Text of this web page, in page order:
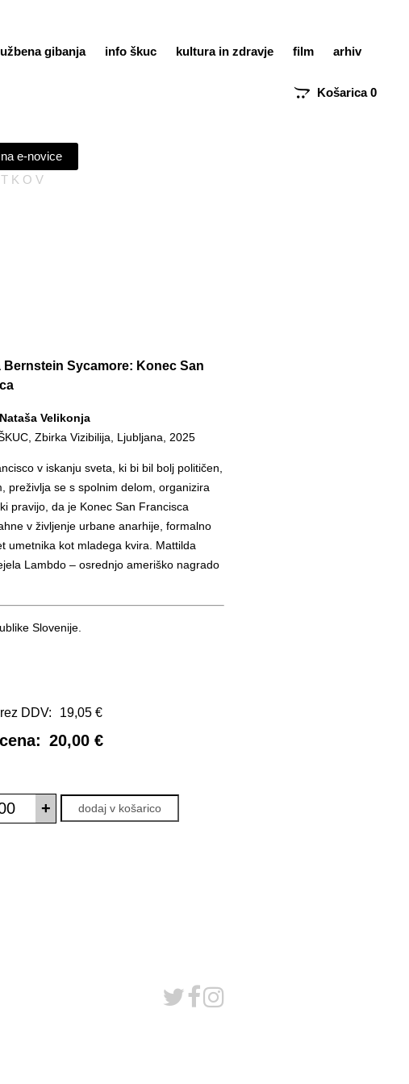
gibanja info škuc kultura in zdravje film
arhiv
Košarica0
e-novice
K O V
Bernstein Sycamore: Konec San
Velikonja
Zbirka Vizibilija, Ljubljana, 2025
v iskanju sveta, ki bi bil bolj političen,
preživlja se s spolnim delom, organizira
pravijo, da je Konec San Francisca
v življenje urbane anarhije, formalno
umetnika kot mladega kvira. Mattilda
Lambdo – osrednjo ameriško nagrado
Slovenije.
DDV: 19,05 €
20,00 €
+ dodaj v košarico